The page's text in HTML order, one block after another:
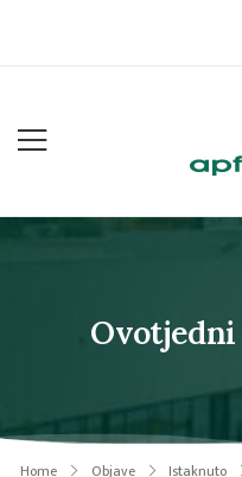
Home Objave Istaknuto